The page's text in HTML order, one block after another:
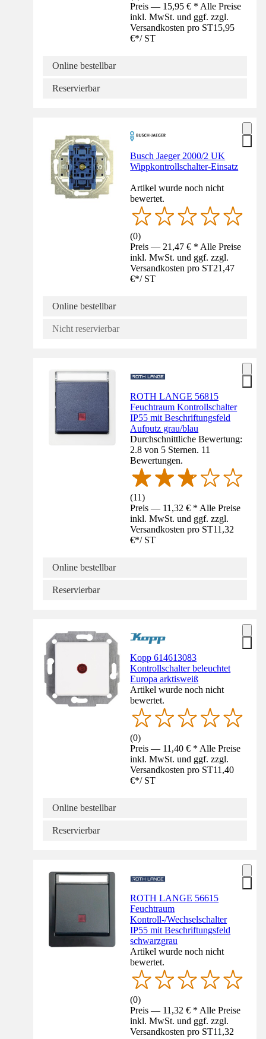
Preis — 15,95 € * Alle Preise
inkl. MwSt. und ggf. zzgl.
Versandkosten pro ST15,95
€*/ ST
Online bestellbar
Reservierbar
Busch Jaeger 2000/2 UK
Wippkontrollschalter-Einsatz
Artikel wurde noch nicht
bewertet.
(0)
Preis — 21,47 € * Alle Preise
inkl. MwSt. und ggf. zzgl.
Versandkosten pro ST21,47
€*/ ST
Online bestellbar
Nicht reservierbar
ROTH LANGE 56815
Feuchtraum Kontrollschalter
IP55 mit Beschriftungsfeld
Aufputz grau/blau
Durchschnittliche Bewertung:
2.8 von 5 Sternen. 11
Bewertungen.
(11)
Preis — 11,32 € * Alle Preise
inkl. MwSt. und ggf. zzgl.
Versandkosten pro ST11,32
€*/ ST
Online bestellbar
Reservierbar
Kopp 614613083
Kontrollschalter beleuchtet
Europa arktisweiß
Artikel wurde noch nicht
bewertet.
(0)
Preis — 11,40 € * Alle Preise
inkl. MwSt. und ggf. zzgl.
Versandkosten pro ST11,40
€*/ ST
Online bestellbar
Reservierbar
ROTH LANGE 56615
Feuchtraum
Kontroll-/Wechselschalter
IP55 mit Beschriftungsfeld
schwarzgrau
Artikel wurde noch nicht
bewertet.
(0)
Preis — 11,32 € * Alle Preise
inkl. MwSt. und ggf. zzgl.
Versandkosten pro ST11,32